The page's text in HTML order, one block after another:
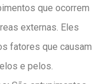
que ocorrem
externas. Eles
fatores que causam
e pelos.